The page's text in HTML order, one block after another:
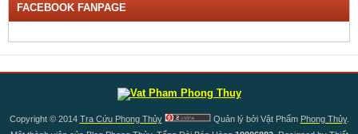
FACEBOOK FANPAGE
Copyright © 2014 Tra Cứu Phong Thủy Quản lý bởi Vật Phẩm Phong Thủy.